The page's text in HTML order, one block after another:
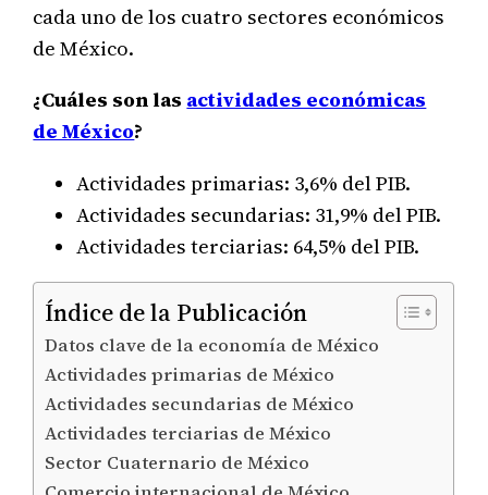
cada uno de los cuatro sectores económicos
de México.
¿Cuáles son las actividades económicas
de México?
Actividades primarias: 3,6% del PIB.
Actividades secundarias: 31,9% del PIB.
Actividades terciarias: 64,5% del PIB.
Índice de la Publicación
Datos clave de la economía de México
Actividades primarias de México
Actividades secundarias de México
Actividades terciarias de México
Sector Cuaternario de México